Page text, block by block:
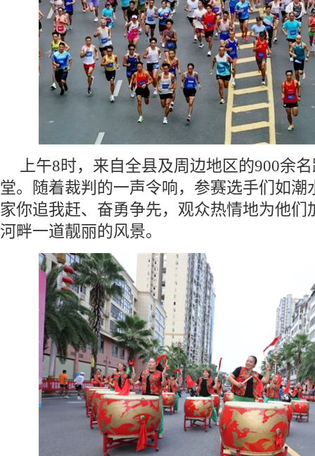
上午8时，来自全县及周边地区的900余
堂。随着裁判的一声令响，参赛选手们如潮
家你追我赶、奋勇争先，观众热情地为他们
河畔一道靓丽的风景。